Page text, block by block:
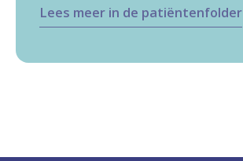
Lees meer in de patiëntenfolder